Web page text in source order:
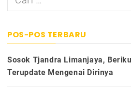
POS-POS TERBARU
Sosok Tjandra Limanjaya,
Terupdate Mengenai Dirinya